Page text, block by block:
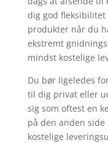
dig god
produkter når du
ekstremt
mindst kostelige
Du bør ligeledes
til dig privat eller
sig som oftest en
på den anden
kostelige